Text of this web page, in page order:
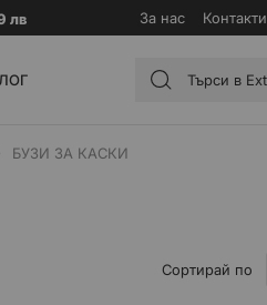
лв За нас Контакти
БУЗИ ЗА КАСКИ
Сортирай по